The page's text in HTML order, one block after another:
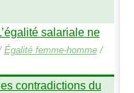
salariale ne
Égalité femme-homme/
contradictions du